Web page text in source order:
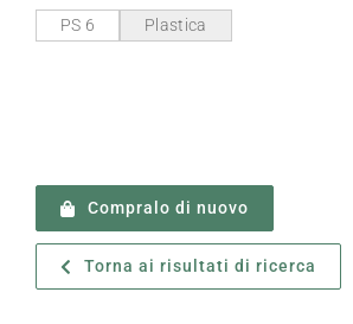
PS 6 Plastica
Compralo di nuovo
Torna ai risultati di ricerca